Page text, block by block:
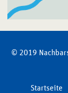
© 2019
Startseite